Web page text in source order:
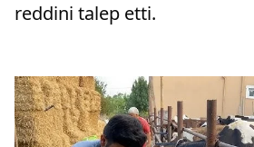
reddini talep etti.